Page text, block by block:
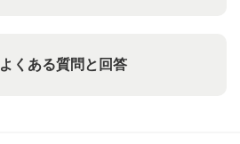
よくある質問と回答